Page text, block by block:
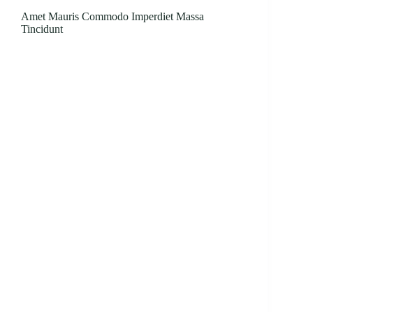
Amet Mauris Commodo Imperdiet Massa
Tincidunt